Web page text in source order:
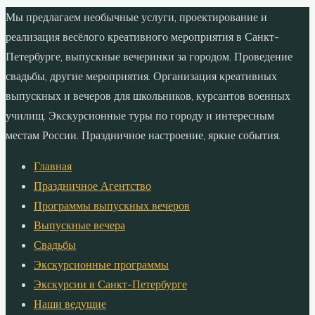
Мы предлагаем необычные услуги, проектирование и
реализация весёлого креативного мероприятия в Санкт-
Петербурге, выпускные вечеринки за городом. Проведение
свадьбы, другие мероприятия. Организация креативных
выпускных и вечеров для школьников, курсантов военных
училищ. Экскурсионные туры по городу и интересным
местам России. Праздничное настроение, яркие события.
Главная
Праздничное Агентство
Программы выпускных вечеров
Выпускные вечера
Свадьбы
Экскурсионные программы
Экскурсии в Санкт-Петербурге
Наши ведущие